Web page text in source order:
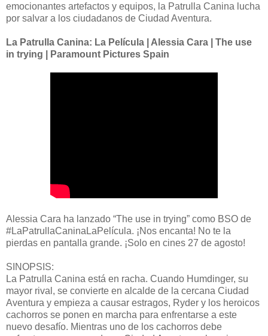
emocionantes artefactos y equipos, la Patrulla Canina lucha
por salvar a los ciudadanos de Ciudad Aventura.
La Patrulla Canina: La Película | Alessia Cara | The use
in trying | Paramount Pictures Spain
Alessia Cara ha lanzado “The use in trying” como BSO de
#LaPatrullaCaninaLaPelícula. ¡Nos encanta! No te la
pierdas en pantalla grande. ¡Solo en cines 27 de agosto!
SINOPSIS:
La Patrulla Canina está en racha. Cuando Humdinger, su
mayor rival, se convierte en alcalde de la cercana Ciudad
Aventura y empieza a causar estragos, Ryder y los heroicos
cachorros se ponen en marcha para enfrentarse a este
nuevo desafío. Mientras uno de los cachorros debe